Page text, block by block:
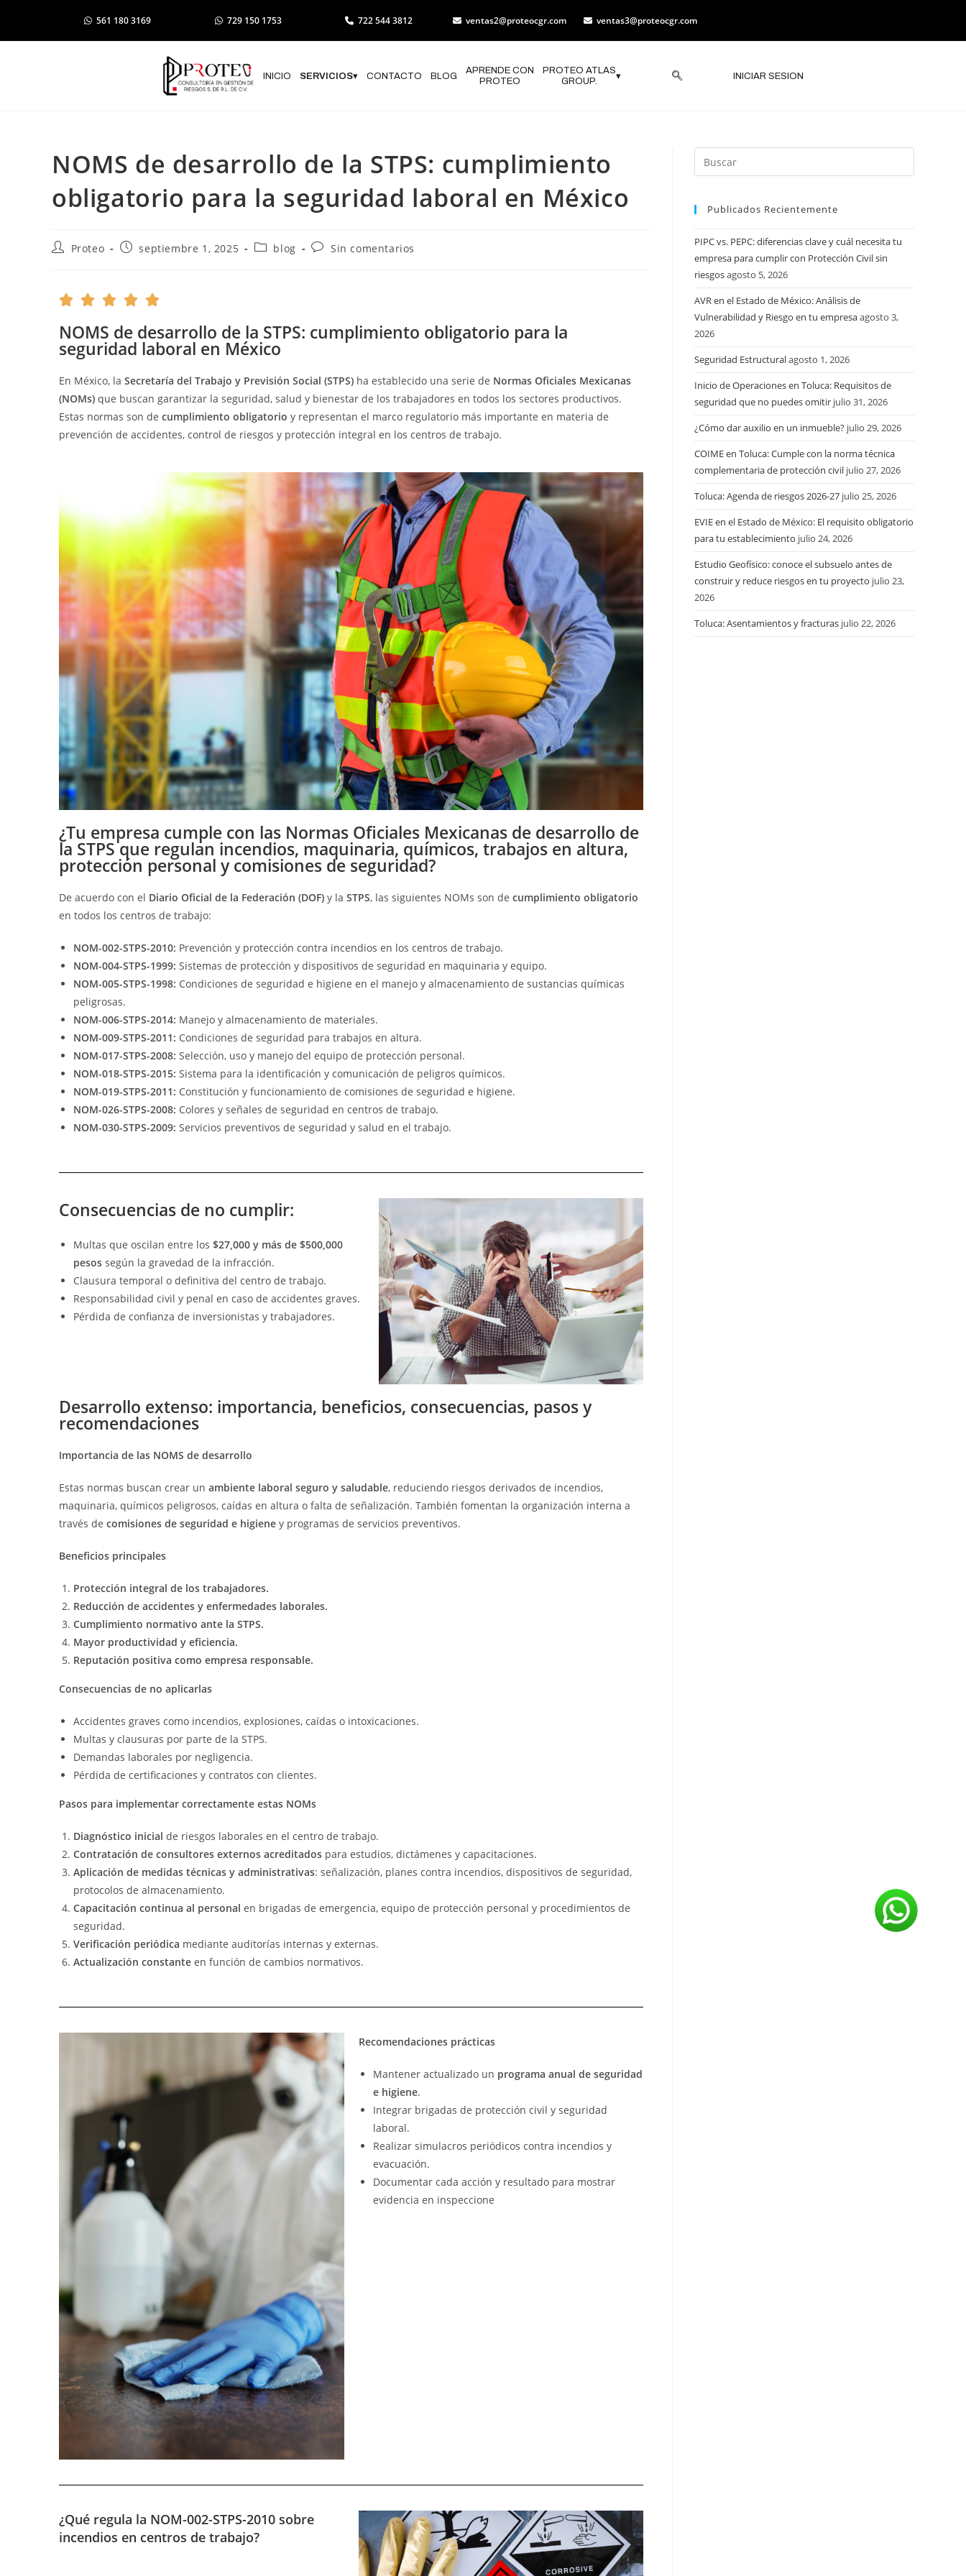
561 180 3169 729 150 1753 722 544 3812 ventas2@proteocgr.com ventas3@proteocgr.com
INICIO SERVICIOS▾ CONTACTO BLOG
APRENDE CON
PROTEO
PROTEO ATLAS
GROUP.
▾ INICIAR SESION
NOMS de desarrollo de la STPS: cumplimiento
obligatorio para la seguridad laboral en México
Proteo septiembre 1, 2025 blog Sin comentarios
NOMS de desarrollo de la STPS: cumplimiento obligatorio para la
seguridad laboral en México
En México, la Secretaría del Trabajo y Previsión Social (STPS) ha establecido una serie de Normas Oficiales Mexicanas
(NOMs) que buscan garantizar la seguridad, salud y bienestar de los trabajadores en todos los sectores productivos.
Estas normas son de cumplimiento obligatorio y representan el marco regulatorio más importante en materia de
prevención de accidentes, control de riesgos y protección integral en los centros de trabajo.
¿Tu empresa cumple con las Normas Oficiales Mexicanas de desarrollo de
la STPS que regulan incendios, maquinaria, químicos, trabajos en altura,
protección personal y comisiones de seguridad?
De acuerdo con el Diario Oficial de la Federación (DOF) y la STPS, las siguientes NOMs son de cumplimiento obligatorio
en todos los centros de trabajo:
NOM-002-STPS-2010: Prevención y protección contra incendios en los centros de trabajo.
NOM-004-STPS-1999: Sistemas de protección y dispositivos de seguridad en maquinaria y equipo.
NOM-005-STPS-1998: Condiciones de seguridad e higiene en el manejo y almacenamiento de sustancias químicas
peligrosas.
NOM-006-STPS-2014: Manejo y almacenamiento de materiales.
NOM-009-STPS-2011: Condiciones de seguridad para trabajos en altura.
NOM-017-STPS-2008: Selección, uso y manejo del equipo de protección personal.
NOM-018-STPS-2015: Sistema para la identificación y comunicación de peligros químicos.
NOM-019-STPS-2011: Constitución y funcionamiento de comisiones de seguridad e higiene.
NOM-026-STPS-2008: Colores y señales de seguridad en centros de trabajo.
NOM-030-STPS-2009: Servicios preventivos de seguridad y salud en el trabajo.
Consecuencias de no cumplir:
Multas que oscilan entre los $27,000 y más de $500,000
pesos según la gravedad de la infracción.
Clausura temporal o definitiva del centro de trabajo.
Responsabilidad civil y penal en caso de accidentes graves.
Pérdida de confianza de inversionistas y trabajadores.
Desarrollo extenso: importancia, beneficios, consecuencias, pasos y
recomendaciones
Importancia de las NOMS de desarrollo
Estas normas buscan crear un ambiente laboral seguro y saludable, reduciendo riesgos derivados de incendios,
maquinaria, químicos peligrosos, caídas en altura o falta de señalización. También fomentan la organización interna a
través de comisiones de seguridad e higiene y programas de servicios preventivos.
Beneficios principales
Protección integral de los trabajadores.
Reducción de accidentes y enfermedades laborales.
Cumplimiento normativo ante la STPS.
Mayor productividad y eficiencia.
Reputación positiva como empresa responsable.
Consecuencias de no aplicarlas
Accidentes graves como incendios, explosiones, caídas o intoxicaciones.
Multas y clausuras por parte de la STPS.
Demandas laborales por negligencia.
Pérdida de certificaciones y contratos con clientes.
Pasos para implementar correctamente estas NOMs
Diagnóstico inicial de riesgos laborales en el centro de trabajo.
Contratación de consultores externos acreditados para estudios, dictámenes y capacitaciones.
Aplicación de medidas técnicas y administrativas: señalización, planes contra incendios, dispositivos de seguridad,
protocolos de almacenamiento.
Capacitación continua al personal en brigadas de emergencia, equipo de protección personal y procedimientos de
seguridad.
Verificación periódica mediante auditorías internas y externas.
Actualización constante en función de cambios normativos.
Recomendaciones prácticas
Mantener actualizado un programa anual de seguridad
e higiene.
Integrar brigadas de protección civil y seguridad
laboral.
Realizar simulacros periódicos contra incendios y
evacuación.
Documentar cada acción y resultado para mostrar
evidencia en inspeccione
¿Qué regula la NOM-002-STPS-2010 sobre
incendios en centros de trabajo?
Publicados Recientemente
PIPC vs. PEPC: diferencias clave y cuál necesita tu
empresa para cumplir con Protección Civil sin
riesgosagosto 5, 2026
AVR en el Estado de México: Análisis de
Vulnerabilidad y Riesgo en tu empresaagosto 3,
2026
Seguridad Estructuralagosto 1, 2026
Inicio de Operaciones en Toluca: Requisitos de
seguridad que no puedes omitir julio 31, 2026
¿Cómo dar auxilio en un inmueble? julio 29, 2026
COIME en Toluca: Cumple con la norma técnica
complementaria de protección civil julio 27, 2026
Toluca: Agenda de riesgos 2026-27 julio 25, 2026
EVIE en el Estado de México: El requisito obligatorio
para tu establecimiento julio 24, 2026
Estudio Geofísico: conoce el subsuelo antes de
construir y reduce riesgos en tu proyecto julio 23,
2026
Toluca: Asentamientos y fracturas julio 22, 2026